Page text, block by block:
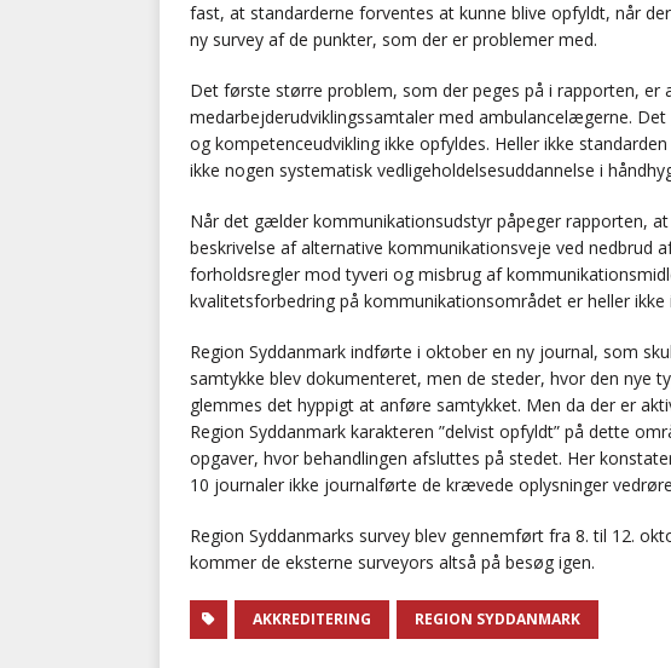
fast, at standarderne forventes at kunne blive opfyldt, når
ny survey af de punkter, som der er problemer med.
Det første større problem, som der peges på i rapporten, er
medarbejderudviklingssamtaler med ambulancelægerne.
og kompetenceudvikling ikke opfyldes. Heller ikke
ikke nogen systematisk vedligeholdelsesuddannelse i
Når det gælder kommunikationsudstyr påpeger rapporten,
beskrivelse af alternative kommunikationsveje ved
forholdsregler mod tyveri og misbrug af
kvalitetsforbedring på kommunikationsområdet er heller ikke
Region Syddanmark indførte i oktober en ny journal, som
samtykke blev dokumenteret, men de steder, hvor den nye
glemmes det hyppigt at anføre samtykket. Men da der er
Region Syddanmark karakteren ”delvist opfyldt” på dette
opgaver, hvor behandlingen afsluttes på stedet. Her
10 journaler ikke journalførte de krævede oplysninger
Region Syddanmarks survey blev gennemført fra 8. til 12.
kommer de eksterne surveyors altså på besøg igen.
AKKREDITERING REGION SYDDANMARK